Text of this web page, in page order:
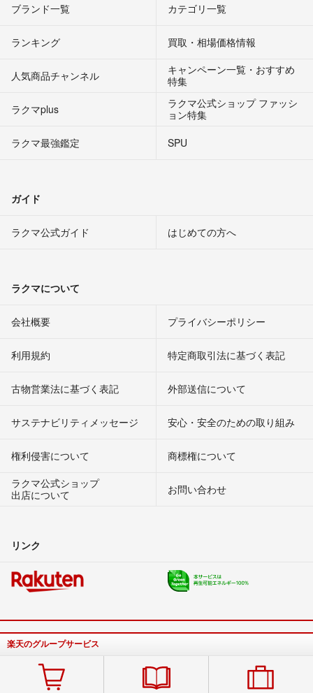
ブランド一覧 カテゴリ一覧
ランキング 買取・相場価格情報
人気商品チャンネル
キャンペーン一覧・おすすめ
特集
ラクマplus
ラクマ公式ショップ ファッシ
ョン特集
ラクマ最強鑑定
SPU
ガイド
ラクマ公式ガイド はじめての方へ
ラクマについて
会社概要 プライバシーポリシー
利用規約 特定商取引法に基づく表記
古物営業法に基づく表記 外部送信について
サステナビリティメッセージ 安心・安全のための取り組み
権利侵害について
商標権について
ラクマ公式ショップ
出店について
お問い合わせ
リンク
楽天のグループサービス